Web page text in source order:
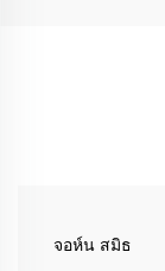
จอห์น สมิธ